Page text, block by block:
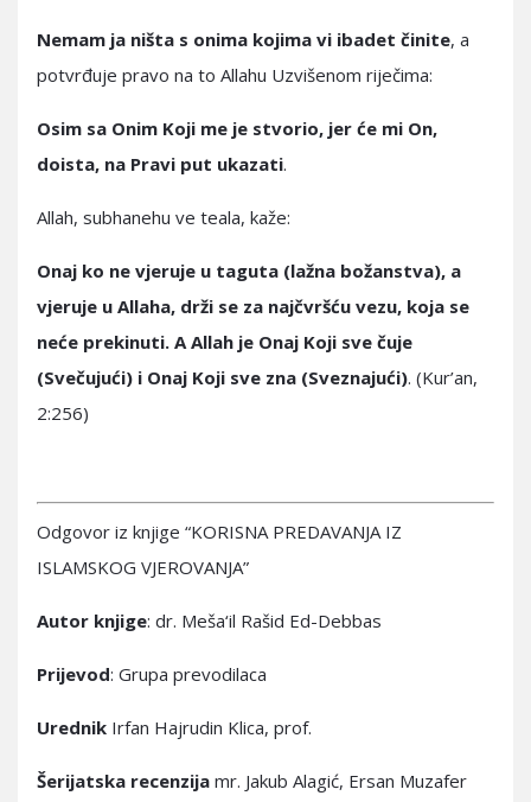
Nemam ja ništa s onima kojima vi ibadet činite, a
potvrđuje pravo na to Allahu Uzvišenom riječima:
Osim sa Onim Koji me je stvorio, jer će mi On,
doista, na Pravi put ukazati.
Allah, subhanehu ve teala, kaže:
Onaj ko ne vjeruje u taguta (lažna božanstva), a
vjeruje u Allaha, drži se za najčvršću vezu, koja se
neće prekinuti. A Allah je Onaj Koji sve čuje
(Svečujući) i Onaj Koji sve zna (Sveznajući). (Kur’an,
2:256)
Odgovor iz knjige “KORISNA PREDAVANJA IZ
ISLAMSKOG VJEROVANJA”
Autor knjige: dr. Meša‘il Rašid Ed-Debbas
Prijevod: Grupa prevodilaca
Urednik Irfan Hajrudin Klica, prof.
Šerijatska recenzija mr. Jakub Alagić, Ersan Muzafer